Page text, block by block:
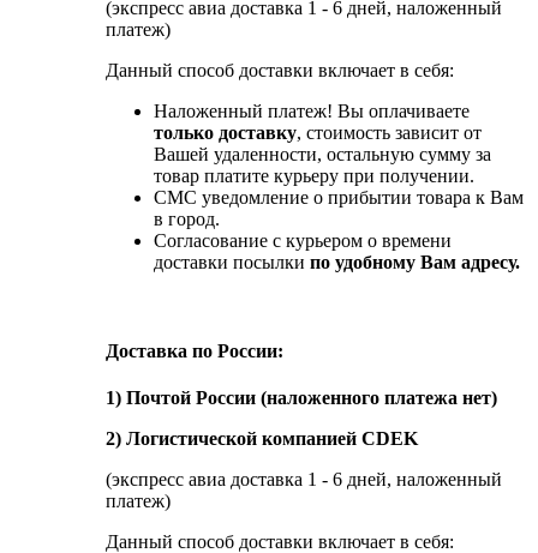
(экспресс авиа доставка 1 - 6 дней, наложенный
платеж)
Данный способ доставки включает в себя:
Наложенный платеж! Вы оплачиваете
только доставку, стоимость зависит от
Вашей удаленности, остальную сумму за
товар платите курьеру при получении.
СМС уведомление о прибытии товара к Вам
в город.
Согласование с курьером о времени
доставки посылки по удобному Вам адресу.
Доставка по России:
1) Почтой России (наложенного платежа нет)
2) Логистической компанией CDEK
(экспресс авиа доставка 1 - 6 дней, наложенный
платеж)
Данный способ доставки включает в себя: